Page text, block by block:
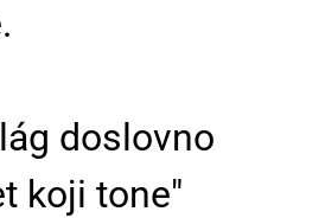
doslovno
koji tone"